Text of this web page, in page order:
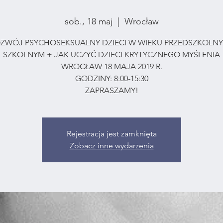
sob., 18 maj
  |
Wrocław
PSYCHOSEKSUALNY DZIECI W WIEKU
SZKOLNYM + JAK UCZYĆ DZIECI KRYTYCZNEGO MYŚLENIA
WROCŁAW 18 MAJA 2019 R.
GODZINY: 8:00-15:30
ZAPRASZAMY!
Rejestracja jest zamknięta
Zobacz inne wydarzenia